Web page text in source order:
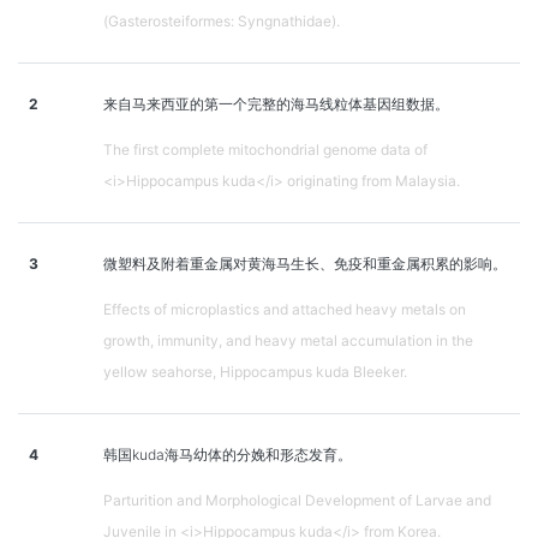
(Gasterosteiformes: Syngnathidae).
2 来自马来西亚的第一个完整的海马线粒体基因组数据。
The first complete mitochondrial genome data of
<i>Hippocampus kuda</i> originating from Malaysia.
3 微塑料及附着重金属对黄海马生长、免疫和重金属积累的影响。
Effects of microplastics and attached heavy metals on
growth, immunity, and heavy metal accumulation in the
yellow seahorse, Hippocampus kuda Bleeker.
4 韩国kuda海马幼体的分娩和形态发育。
Parturition and Morphological Development of Larvae and
Juvenile in <i>Hippocampus kuda</i> from Korea.